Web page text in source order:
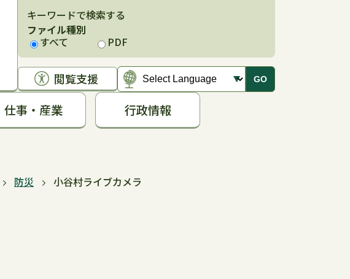
キーワードで検索する
ファイル種別
すべて
PDF
閲覧支援 GO
仕事・産業 行政情報
防災 小谷村ライブカメラ